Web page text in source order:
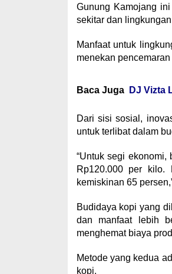
Gunung Kamojang
sekitar dan
Manfaat untuk
menekan
Baca Juga DJ Vizta
Dari sisi sosial,
untuk terlibat dalam
“Untuk segi
Rp120.000 per kilo.
kemiskinan 65
Budidaya kopi yang
dan manfaat lebih
menghemat biaya
Metode yang kedua
kopi.